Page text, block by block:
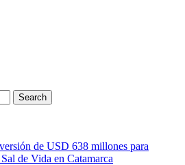
Search
Search
de USD 638 millones para
de Vida en Catamarca